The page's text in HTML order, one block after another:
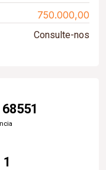
750.000,00
Consulte-nos
68551
1